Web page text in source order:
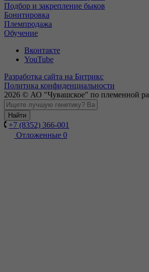
Подбор и закрепление быков
Бонитировка
Племпродажа
Обучение
Вконтакте
YouTube
Разработка сайта на Битрикс
Политика конфиденциальности
2026 © АО "Чувашское" по племенной
Найти
+7 (8352) 366-001
Отложенные 0